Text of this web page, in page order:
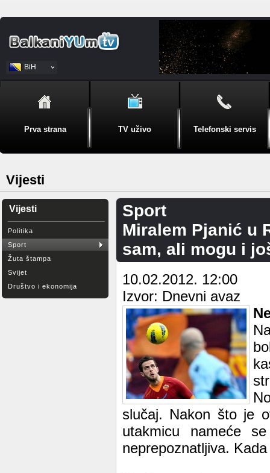
BiH
Srpski
Prva strana TV uživo Telefonski servis
Vijesti
Vijesti
Politika
Sport
Žuta štampa
Svijet
Društvo i ekonomija
Sport
Miralem Pjanić u
sam, ali mogu i
10.02.2012. 12:00
Izvor: Dnevni avaz
slučaj. Nakon što je
utakmicu nameće
neprepoznatljiva.